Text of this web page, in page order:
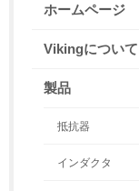
ホームページ
Vikingについて
製品
抵抗器
インダクタ